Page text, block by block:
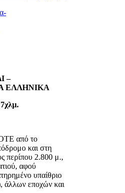
–
ΕΛΛΗΝΙΚΑ
από το
και στη
περίπου 2.800 μ.,
αφού
υπαίθριο
άλλων εποχών και